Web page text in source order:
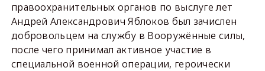
правоохранительных органов по выслуге лет
Андрей Александрович Яблоков был зачислен
добровольцем на службу в Вооружённые силы,
после чего принимал активное участие в
специальной военной операции, героически